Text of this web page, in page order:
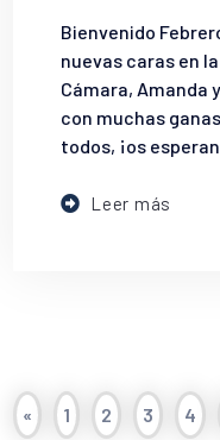
Bienvenido
nuevas caras en
Cámara, Amanda
con muchas
todos, ¡os
Leer más
« 1 2 3 4